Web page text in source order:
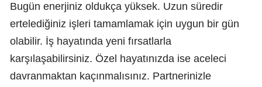
Bugün enerjiniz oldukça yüksek. Uzun süredir
ertelediğiniz işleri tamamlamak için uygun bir gün
olabilir. İş hayatında yeni fırsatlarla
karşılaşabilirsiniz. Özel hayatınızda ise aceleci
davranmaktan kaçınmalısınız. Partnerinizle